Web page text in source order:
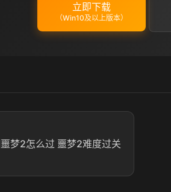
立即下载
（Win10及以上版本）
梦2怎么过 噩梦2难度过关